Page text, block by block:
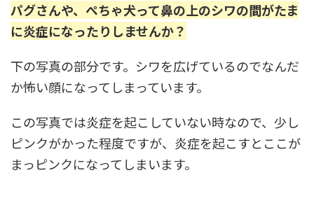
パグさんや、ぺちゃ犬って鼻の上のシワの間がたま
に炎症になったりしませんか？
下の写真の部分です。シワを広げているのでなんだ
か怖い顔になってしまっています。
この写真では炎症を起こしていない時なので、少し
ピンクがかった程度ですが、炎症を起こすとここが
まっピンクになってしまいます。